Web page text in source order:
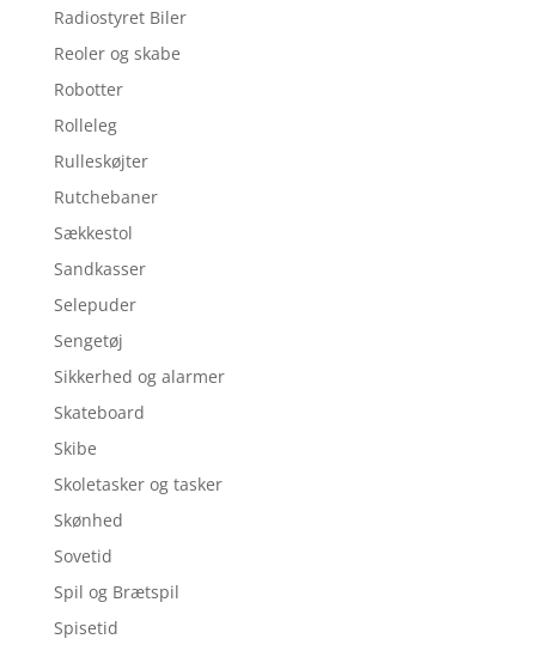
Radiostyret Biler
Reoler og skabe
Robotter
Rolleleg
Rulleskøjter
Rutchebaner
Sækkestol
Sandkasser
Selepuder
Sengetøj
Sikkerhed og alarmer
Skateboard
Skibe
Skoletasker og tasker
Skønhed
Sovetid
Spil og Brætspil
Spisetid